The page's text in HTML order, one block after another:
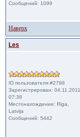
Сообщений: 1099
Наверх
Les
ID пользователя #2798
Зарегистрирован: 04.11.2011,
07:38
Местонахождение: Riga,
Latvija
Сообщений: 5442